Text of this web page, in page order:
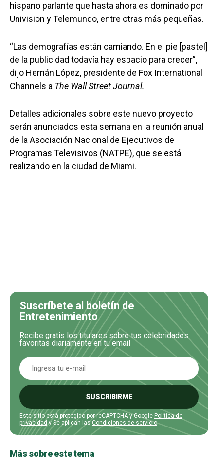
hispano parlante que hasta ahora es dominado por
Univision y Telemundo, entre otras más pequeñas.
“Las demografías están camiando. En el pie [pastel]
de la publicidad todavía hay espacio para crecer”,
dijo Hernán López, presidente de Fox International
Channels a The Wall Street Journal.
Detalles adicionales sobre este nuevo proyecto
serán anunciados esta semana en la reunión anual
de la Asociación Nacional de Ejecutivos de
Programas Televisivos (NATPE), que se está
realizando en la ciudad de Miami.
Suscríbete al boletín de
Entretenimiento
Recibe gratis los titulares sobre tus celebridades
favoritas diariamente en tu email
SUSCRIBIRME
Este sitio está protegido por reCAPTCHA y Google Política de
privacidad y Se aplican lasCondiciones de servicio.
Más sobre este tema